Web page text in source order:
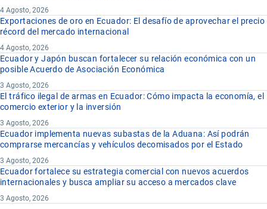
4 Agosto, 2026
Exportaciones de oro en Ecuador: El desafío de aprovechar el precio
récord del mercado internacional
4 Agosto, 2026
Ecuador y Japón buscan fortalecer su relación económica con un
posible Acuerdo de Asociación Económica
3 Agosto, 2026
El tráfico ilegal de armas en Ecuador: Cómo impacta la economía, el
comercio exterior y la inversión
3 Agosto, 2026
Ecuador implementa nuevas subastas de la Aduana: Así podrán
comprarse mercancías y vehículos decomisados por el Estado
3 Agosto, 2026
Ecuador fortalece su estrategia comercial con nuevos acuerdos
internacionales y busca ampliar su acceso a mercados clave
3 Agosto, 2026